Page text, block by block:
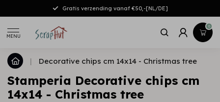
Gratis verzending vanaf €50,-[NL/DE]
MENU
0
| Decorative chips cm 14x14 - Christmas tree
Stamperia Decorative chips cm
14x14 - Christmas tree